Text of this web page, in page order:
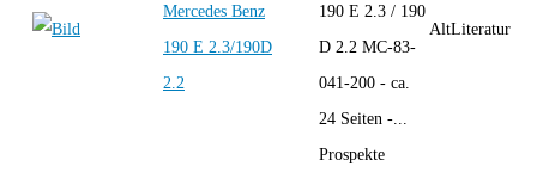
Mercedes Benz
190 E 2.3/190D
2.2
190 E 2.3 / 190
D 2.2 MC-83-
041-200 - ca.
24 Seiten -...
AltLiteratur
Prospekte